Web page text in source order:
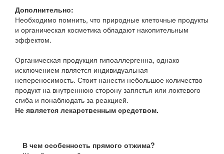
Дополнительно:
Необходимо помнить, что природные клеточные продукты
и органическая косметика обладают накопительным
эффектом.
Органическая продукция гипоаллергенна, однако
исключением является индивидуальная
непереносимость. Стоит нанести небольшое количество
продукт на внутреннюю сторону запястья или локтевого
сгиба и понаблюдать за реакцией.
Не является лекарственным средством.
В чем особенность прямого отжима?